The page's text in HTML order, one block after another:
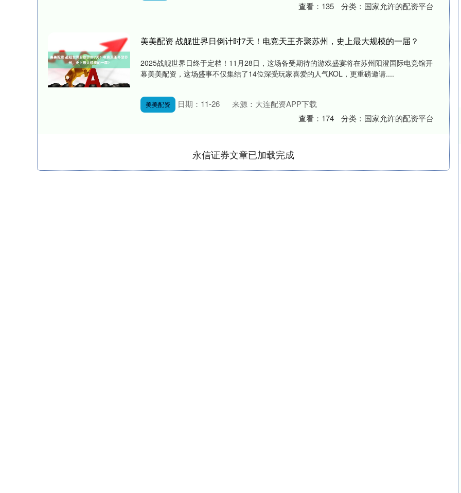
查看： 135 分类： 国家允许的配资平台
美美配资 战舰世界日倒计时7天！电竞天王齐聚苏州，史上最大规模的一届？
2025战舰世界日终于定档！11月28日，这场备受期待的游戏盛宴将在苏州阳澄国际电竞馆开
幕美美配资，这场盛事不仅集结了14位深受玩家喜爱的人气KOL，更重磅邀请....
美美配资 日期：11-26
来源：大连配资APP下载
查看： 174 分类： 国家允许的配资平台
永信证券文章已加载完成
-34.08 -0.24% 沪深300